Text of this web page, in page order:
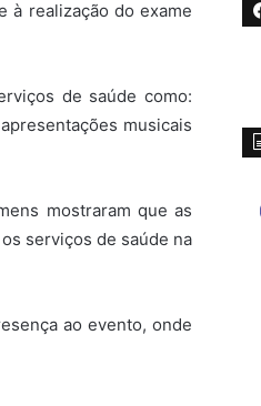
à realização do exame
de saúde como:
musicais
mostraram que as
serviços de saúde na
ao evento, onde